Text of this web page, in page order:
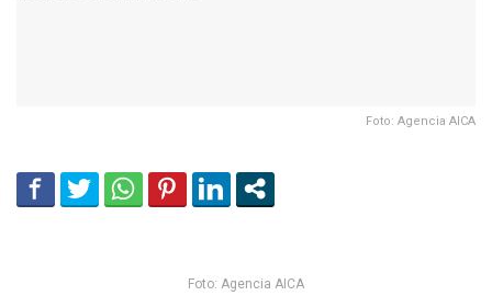
Foto: Agencia AICA
Foto: Agencia AICA